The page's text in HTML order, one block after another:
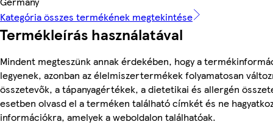
Kategória összes termékének megtekintése
Termékleírás használatával
Mindent megteszünk annak érdekében, hogy a
legyenek, azonban az élelmiszertermékek folyamatosan
összetevők, a tápanyagértékek, a dietetikai és allergén
esetben olvasd el a terméken található címkét és ne
információkra, amelyek a weboldalon találhatóak.